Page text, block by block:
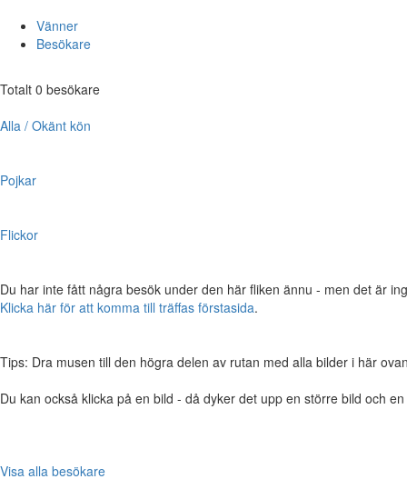
Vänner
Besökare
Totalt 0 besökare
Alla / Okänt kön
Pojkar
Flickor
Du har inte fått några besök under den här fliken ännu - men det är
Klicka här för att komma till träffas förstasida.
Tips: Dra musen till den högra delen av rutan med alla bilder i här
Du kan också klicka på en bild - då dyker det upp en större bild och
Visa alla besökare